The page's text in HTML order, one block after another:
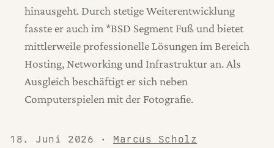
hinausgeht. Durch stetige Weiterentwicklung
fasste er auch im *BSD Segment Fuß und bietet
mittlerweile professionelle Lösungen im Bereich
Hosting, Networking und Infrastruktur an. Als
Ausgleich beschäftigt er sich neben
Computerspielen mit der Fotografie.
18. Juni 2026 · Marcus Scholz